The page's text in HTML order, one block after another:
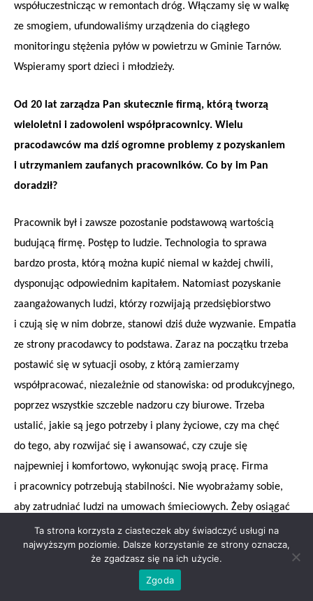
współuczestnicząc w remontach dróg. Włączamy się w walkę
ze smogiem, ufundowaliśmy urządzenia do ciągłego
monitoringu stężenia pyłów w powietrzu w Gminie Tarnów.
Wspieramy sport dzieci i młodzieży.
Od 20 lat zarządza Pan skutecznie firmą, którą tworzą
wieloletni i zadowoleni współpracownicy. Wielu
pracodawców ma dziś ogromne problemy z pozyskaniem
i utrzymaniem zaufanych pracowników. Co by im Pan
doradził?
Pracownik był i zawsze pozostanie podstawową wartością
budującą firmę. Postęp to ludzie. Technologia to sprawa
bardzo prosta, którą można kupić niemal w każdej chwili,
dysponując odpowiednim kapitałem. Natomiast pozyskanie
zaangażowanych ludzi, którzy rozwijają przedsiębiorstwo
i czują się w nim dobrze, stanowi dziś duże wyzwanie. Empatia
ze strony pracodawcy to podstawa. Zaraz na początku trzeba
postawić się w sytuacji osoby, z którą zamierzamy
współpracować, niezależnie od stanowiska: od produkcyjnego,
poprzez wszystkie szczeble nadzoru czy biurowe. Trzeba
ustalić, jakie są jego potrzeby i plany życiowe, czy ma chęć
do tego, aby rozwijać się i awansować, czy czuje się
najpewniej i komfortowo, wykonując swoją pracę. Firma
i pracownicy potrzebują stabilności. Nie wyobrażamy sobie,
aby zatrudniać ludzi na umowach śmieciowych. Żeby osiągać
sukcesy, trzeba budować zdrową załogę na uczciwych
zasadach. Niezadowolony pracownik nigdy nie będzie
zaangażowany, efektywny i skuteczny tak, jak ktoś, kto spełnia
się w swojej pracy. Zwracając uwagę na komfort pracownika,
Ta strona korzysta z ciasteczek aby świadczyć usługi na
najwyższym poziomie. Dalsze korzystanie ze strony oznacza,
że zgadzasz się na ich użycie.
Zgoda